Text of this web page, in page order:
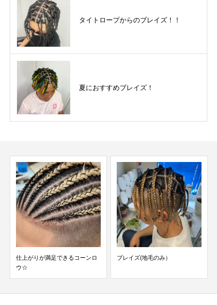
タイトロープからのブレイズ！！
夏におすすめブレイズ！
仕上がりが満足できるコーンロ
ウ☆
ブレイズ(地毛のみ）